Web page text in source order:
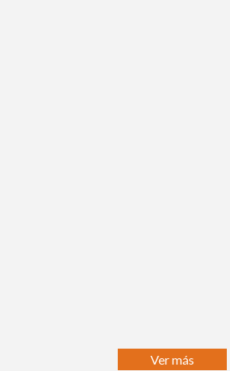
Ver más